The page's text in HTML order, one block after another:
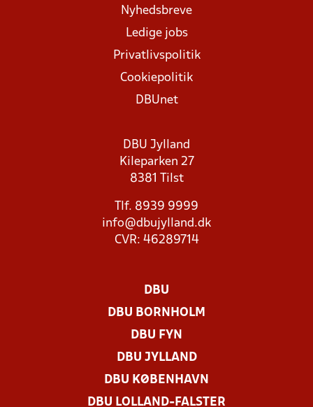
Nyhedsbreve
Ledige jobs
Privatlivspolitik
Cookiepolitik
DBUnet
DBU Jylland
Kileparken 27
8381 Tilst
Tlf. 8939 9999
info@dbujylland.dk
CVR: 46289714
DBU
DBU BORNHOLM
DBU FYN
DBU JYLLAND
DBU KØBENHAVN
DBU LOLLAND-FALSTER